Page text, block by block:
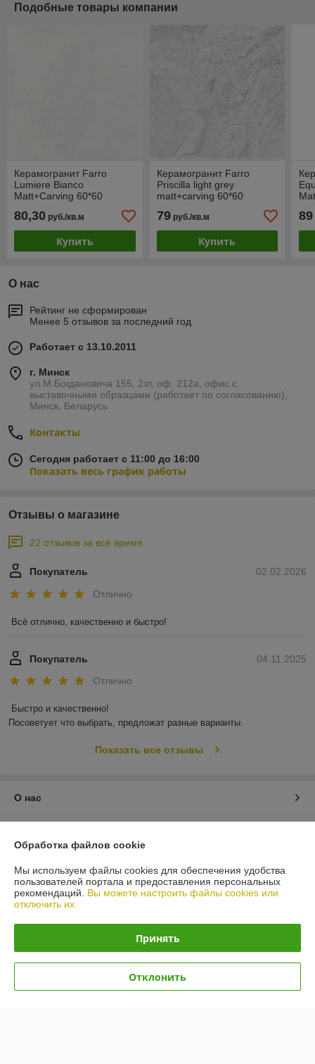
Подобные товары компании
Керамогранит Farro
Lumiere Bianco
Matt+Carving 60*60
80,30 руб./кв.м
Купить
Керамогранит Farro
Priscilla light grey
matt+carving 60*60
79руб./кв.м
Купить
89
О нас
Рейтинг не сформирован
Менее 5 отзывов за последний год
Работает с 13.10.2011
г. Минск
ул.М.Богдановича 155, 2эт, оф. 212а, офис с
выставочными образцами (работает по согласованию),
Минск, Беларусь
Контакты
Сегодня работает с 11:00 до 16:00
Показать весь график работы
Отзывы о магазине
22 отзывов за всё время
02.02.2026
Покупатель
Отлично
Всё отлично, качественно и быстро!
04.11.2025
Покупатель
Отлично
Быстро и качественно!
Посоветует что выбрать, предложат разные варианты.
Показать все отзывы
О нас
График работы
Политика обработки cookies
Обработка файлов cookie
Мы используем файлы cookies для обеспечения удобства
пользователей портала и предоставления персональных
рекомендаций. Вы можете настроить файлы cookies или
отключить их.
Принять
Отклонить